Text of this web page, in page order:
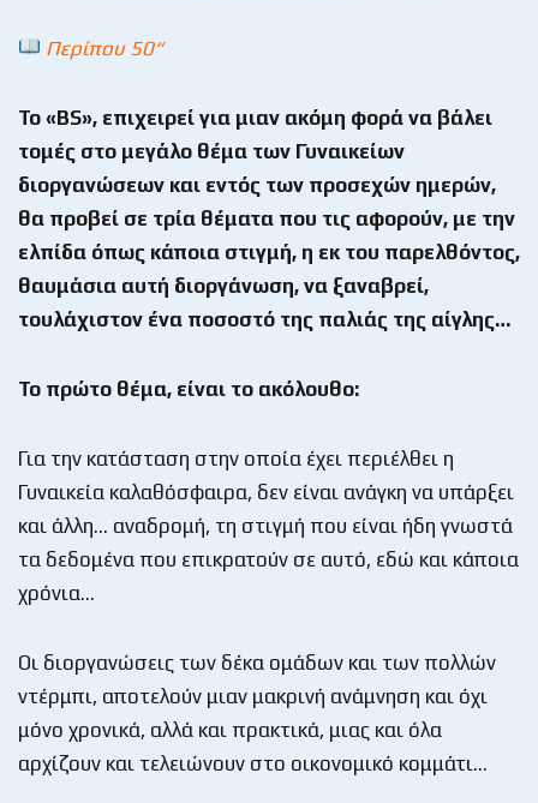
Περίπου 50“
Το «BS», επιχειρεί για μιαν ακόμη φορά να βάλει
τομές στο μεγάλο θέμα των Γυναικείων
διοργανώσεων και εντός των προσεχών ημερών,
θα προβεί σε τρία θέματα που τις αφορούν, με την
ελπίδα όπως κάποια στιγμή, η εκ του παρελθόντος,
θαυμάσια αυτή διοργάνωση, να ξαναβρεί,
τουλάχιστον ένα ποσοστό της παλιάς της αίγλης…
Το πρώτο θέμα, είναι το ακόλουθο:
Για την κατάσταση στην οποία έχει περιέλθει η
Γυναικεία καλαθόσφαιρα, δεν είναι ανάγκη να υπάρξει
και άλλη… αναδρομή, τη στιγμή που είναι ήδη γνωστά
τα δεδομένα που επικρατούν σε αυτό, εδώ και κάποια
χρόνια…
Οι διοργανώσεις των δέκα ομάδων και των πολλών
ντέρμπι, αποτελούν μιαν μακρινή ανάμνηση και όχι
μόνο χρονικά, αλλά και πρακτικά, μιας και όλα
αρχίζουν και τελειώνουν στο οικονομικό κομμάτι…